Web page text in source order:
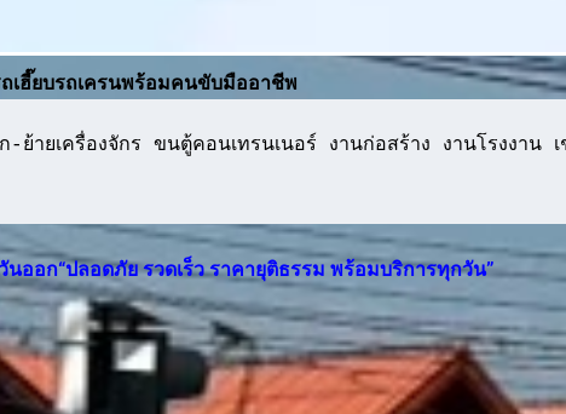
เฮี๊ยบรถเครนพร้อมคนขับมืออาชีพ
ย้ายเครื่องจักร ขนตู้คอนเทรนเนอร์ งานก่อสร้าง งานโรงง
อก“ปลอดภัย รวดเร็ว ราคายุติธรรม พร้อมบริการทุกวัน”